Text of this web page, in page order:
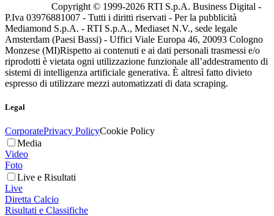
Copyright © 1999-2026 RTI S.p.A. Business Digital -
P.Iva 03976881007 - Tutti i diritti riservati - Per la pubblicità
Mediamond S.p.A. - RTI S.p.A., Mediaset N.V., sede legale
Amsterdam (Paesi Bassi) - Uffici Viale Europa 46, 20093 Cologno
Monzese (MI)Rispetto ai contenuti e ai dati personali trasmessi e/o
riprodotti è vietata ogni utilizzazione funzionale all’addestramento di
sistemi di intelligenza artificiale generativa. È altresì fatto divieto
espresso di utilizzare mezzi automatizzati di data scraping.
Legal
CorporatePrivacy PolicyCookie Policy
Media
Video
Foto
Live e Risultati
Live
Diretta Calcio
Risultati e Classifiche